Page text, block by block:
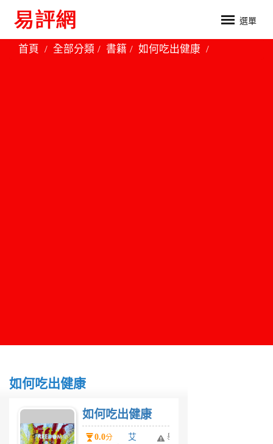
選單
首頁 全部分類 書籍 如何吃出健康
如何吃出健康
如何吃出健康
0.0分
艾
舉